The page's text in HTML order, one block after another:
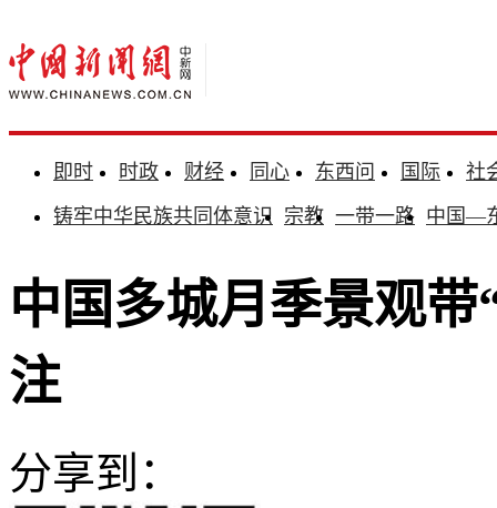
即时 时政 财经 同心 东西问 国际
社
铸牢中华民族共同体意识 宗教 一带一路 中国—
中国多城月季景观
注
分享到：